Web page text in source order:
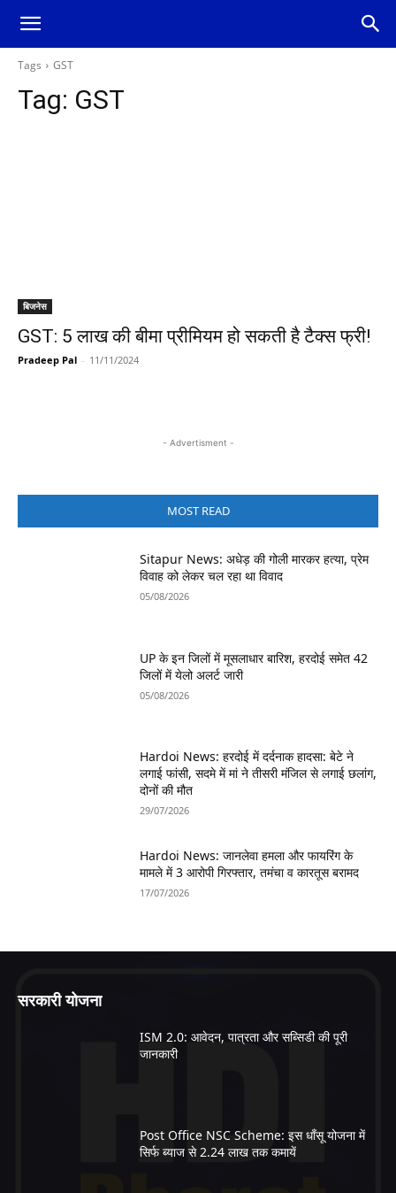
Tags GST
Tag: GST
बिजनेस
GST: 5 लाख की बीमा प्रीमियम हो सकती है टैक्स फ्री!
Pradeep Pal - 11/11/2024
- Advertisment -
MOST READ
Sitapur News: अधेड़ की गोली मारकर हत्या, प्रेम
विवाह को लेकर चल रहा था विवाद
05/08/2026
UP के इन जिलों में मूसलाधार बारिश, हरदोई समेत 42
जिलों में येलो अलर्ट जारी
05/08/2026
Hardoi News: हरदोई में दर्दनाक हादसा: बेटे ने
लगाई फांसी, सदमे में मां ने तीसरी मंजिल से लगाई छलांग,
दोनों की मौत
29/07/2026
Hardoi News: जानलेवा हमला और फायरिंग के
मामले में 3 आरोपी गिरफ्तार, तमंचा व कारतूस बरामद
17/07/2026
सरकारी योजना
ISM 2.0: आवेदन, पात्रता और सब्सिडी की पूरी
जानकारी
Post Office NSC Scheme: इस धाँसू योजना में
सिर्फ ब्याज से 2.24 लाख तक कमायें